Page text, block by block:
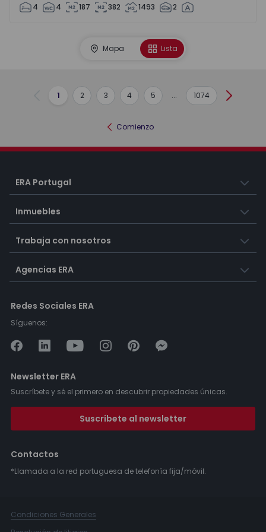
4 4 187 382 1493 2
Mapa Lista
Anterior
1 2 3 4 5 ... 1074
Comienzo
ERA Portugal
Inmuebles
Trabaja con nosotros
Agencias ERA
Redes Sociales ERA
Síguenos:
Newsletter ERA
Suscríbete y sé el primero en descubrir propiedades únicas.
Suscríbete al newsletter
Contactos
*Llamada a la red portuguesa de telefonía fija/móvil.
Condiciones Generales